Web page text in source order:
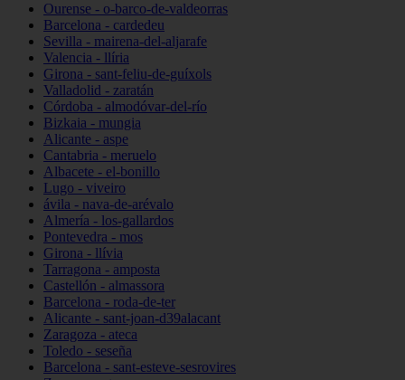
Ourense - o-barco-de-valdeorras
Barcelona - cardedeu
Sevilla - mairena-del-aljarafe
Valencia - llíria
Girona - sant-feliu-de-guíxols
Valladolid - zaratán
Córdoba - almodóvar-del-río
Bizkaia - mungia
Alicante - aspe
Cantabria - meruelo
Albacete - el-bonillo
Lugo - viveiro
ávila - nava-de-arévalo
Almería - los-gallardos
Pontevedra - mos
Girona - llívia
Tarragona - amposta
Castellón - almassora
Barcelona - roda-de-ter
Alicante - sant-joan-d39alacant
Zaragoza - ateca
Toledo - seseña
Barcelona - sant-esteve-sesrovires